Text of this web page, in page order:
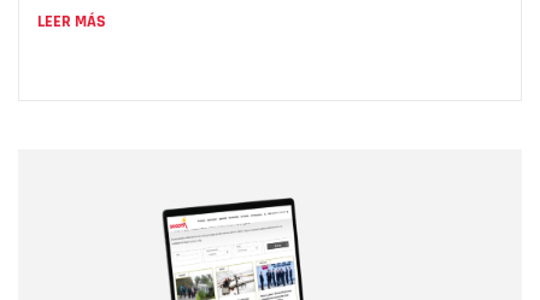
LEER MÁS
Correo electrónico